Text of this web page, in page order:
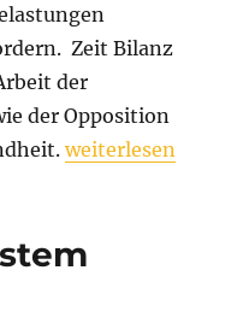
Zeit Bilanz
der
der Opposition
„Ernüchternde
weiterlesen